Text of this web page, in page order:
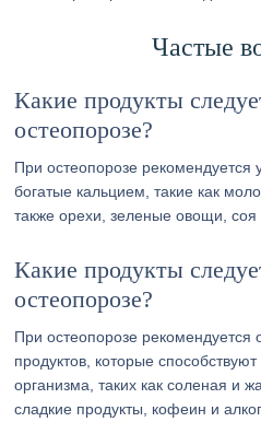
Частые
Какие продукты
остеопорозе?
При остеопорозе рекомендуется
богатые кальцием, такие как
также орехи, зеленые овощи, соя
Какие продукты
остеопорозе?
При остеопорозе рекомендуется
продуктов, которые
организма, таких как соленая и
сладкие продукты, кофеин и